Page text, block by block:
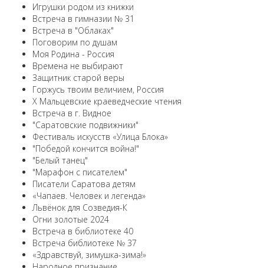
Игрушки родом из книжки
Встреча в гимназии № 31
Встреча в "Облаках"
Поговорим по душам
Моя Родина - Россия
Времена не выбирают
Защитник старой веры
Горжусь твоим величием, Россия
X Мальцевские краеведческие чтения
Встреча в г. Видное
"Саратовские подвижники"
Фестиваль искусств «Улица Блока»
"Победой кончится война!"
"Белый танец"
"Марафон с писателем"
Писатели Саратова детям
«Чапаев. Человек и легенда»
Львёнок для Созведия-К
Огни золотые 2024
Встреча в библиотеке 40
Встреча библиотеке № 37
«Здравствуй, зимушка-зима!»